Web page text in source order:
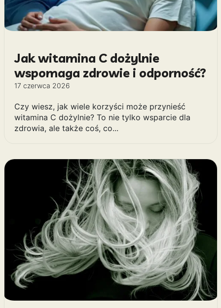
Jak witamina C dożylnie
wspomaga zdrowie i odporność?
17 czerwca 2026
Czy wiesz, jak wiele korzyści może przynieść
witamina C dożylnie? To nie tylko wsparcie dla
zdrowia, ale także coś, co...